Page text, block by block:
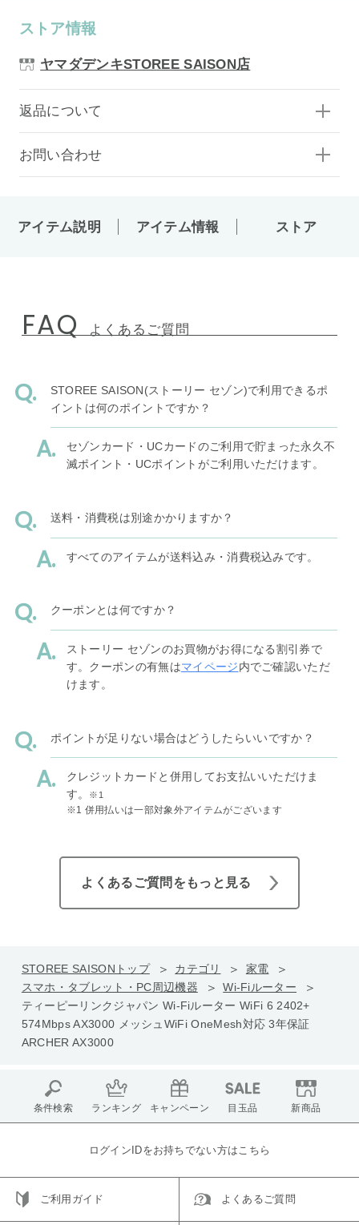
ストア情報
ヤマダデンキSTOREE SAISON店
返品について
お問い合わせ
アイテム説明 アイテム情報 ストア
FAQ よくあるご質問
STOREE SAISON(ストーリー セゾン)で利用できるポ
イントは何のポイントですか？
セゾンカード・UCカードのご利用で貯まった永久不
滅ポイント・UCポイントがご利用いただけます。
送料・消費税は別途かかりますか？
すべてのアイテムが送料込み・消費税込みです。
クーポンとは何ですか？
ストーリー セゾンのお買物がお得になる割引券で
す。クーポンの有無はマイページ内でご確認いただ
けます。
ポイントが足りない場合はどうしたらいいですか？
クレジットカードと併用してお支払いいただけま
す。
※1
※1 併用払いは一部対象外アイテムがございます
よくあるご質問をもっと見る
STOREE SAISONトップ カテゴリ
家電
スマホ・タブレット・PC周辺機器
Wi-Fiルーター
ティーピーリンクジャパン Wi-Fiルーター WiFi 6 2402+
574Mbps AX3000 メッシュWiFi OneMesh対応 3年保証
ARCHER AX3000
条件検索 ランキング キャンペーン 目玉品 新商品
ログインIDをお持ちでない方はこちら
ご利用ガイド よくあるご質問